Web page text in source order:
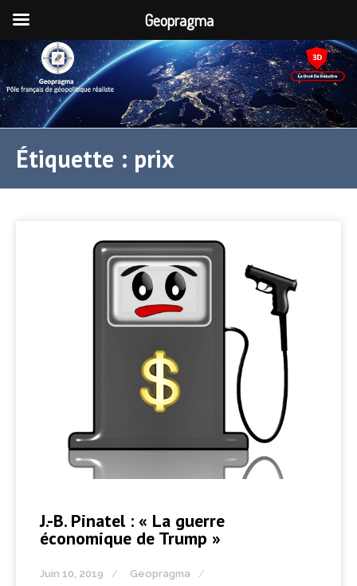
Étiquette : prix
J.-B. Pinatel : « La guerre
économique de Trump »
Juin 10, 2019
Geopragma
Geopragma